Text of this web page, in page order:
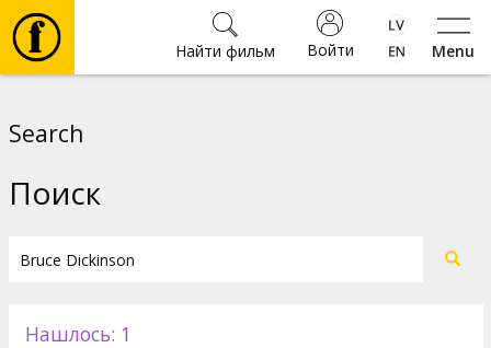
Menu
Войти
Найти фильм
Search
Поиск
Нашлось: 1